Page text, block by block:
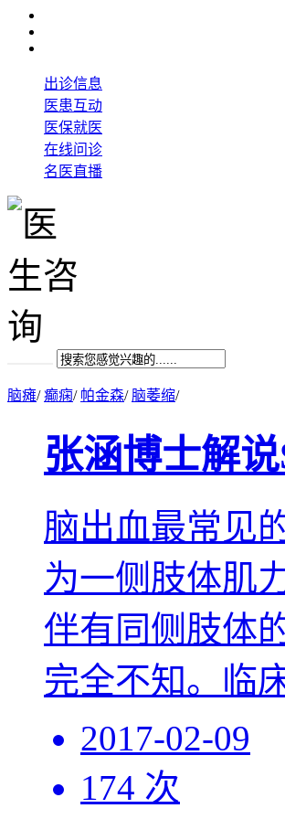
出诊信息
医患互动
医保就医
在线问诊
名医直播
脑瘫/癫痫/ 帕金森/ 脑萎缩/
张涵博士解
脑出血最常见
为一侧肢体肌
伴有同侧肢体
完全不知。临
2017-02-09
174 次